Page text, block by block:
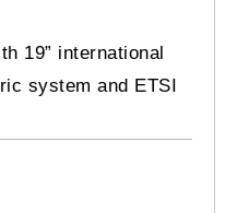
19” international
system and ETSI